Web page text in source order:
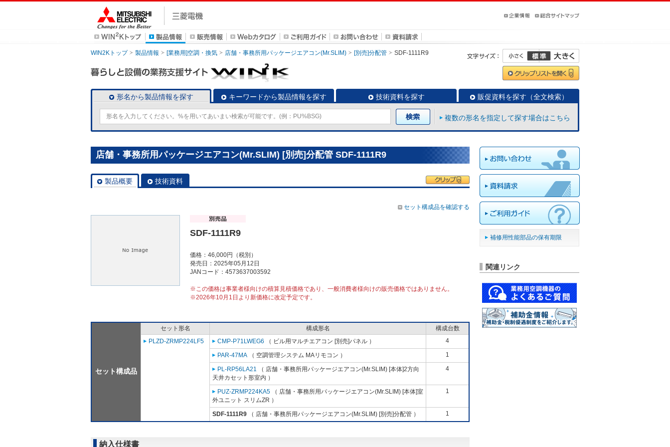
WIN2Kトップ 製品情報 [業務用]空調・換気 店舗・事務所用パッケージエアコン(Mr.SLIM) [別売]分配管 SDF-1111R9
形名から製品情報を探す キーワードから製品情報を探す 技術資料を探す 販促資料を探す（全文検索）
複数の形名を指定して探す場合はこちら
店舗・事務所用パッケージエアコン(Mr.SLIM) [別売]分配管 SDF-1111R9
製品概要 技術資料
セット構成品を確認する
SDF-1111R9
価格：46,000円（税別）
発売日：2025年05月12日
JANコード：4573637003592
※この価格は事業者様向けの積算見積価格であり、一般消費者様向けの販売価格ではありません。
※2026年10月1日より新価格に改定予定です。
セット構成品
セット形名 構成形名
構成台数
PLZD-ZRMP224LF5
CMP-P71LWEG6 （ ビル用マルチエアコン [別売]パネル ） 4
PAR-47MA （ 空調管理システム MAリモコン ） 1
PL-RP56LA21 （ 店舗・事務所用パッケージエアコン(Mr.SLIM) [本体]2方向
天井カセット形室内 ）
4
PUZ-ZRMP224KA5 （ 店舗・事務所用パッケージエアコン(Mr.SLIM) [本体]室
外ユニット スリムZR ）
1
SDF-1111R9 （ 店舗・事務所用パッケージエアコン(Mr.SLIM) [別売]分配管 ） 1
納入仕様書
補修用性能部品の保有期限
関連リンク